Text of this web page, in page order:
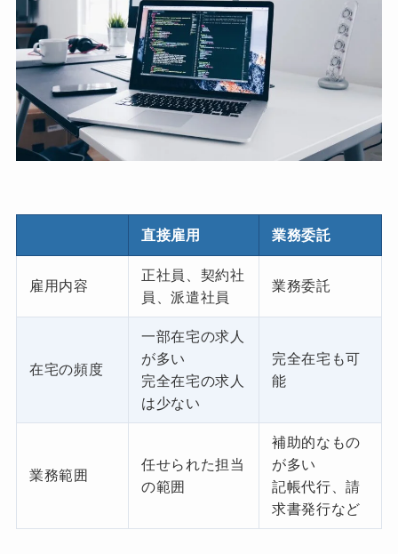
直接雇用 業務委託
雇用内容
正社員、契約社
員、派遣社員
業務委託
在宅の頻度
一部在宅の求人
が多い
完全在宅の求人
は少ない
完全在宅も可
能
業務範囲
任せられた担当
の範囲
補助的なもの
が多い
記帳代行、請
求書発行など